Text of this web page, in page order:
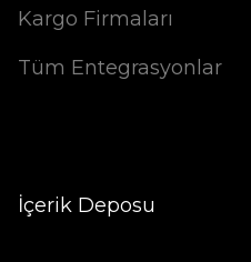
Kargo Firmaları
Tüm Entegrasyonlar
İçerik Deposu